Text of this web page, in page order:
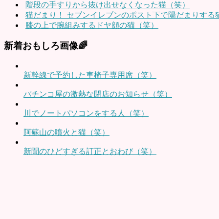
階段の手すりから抜け出せなくなった猫（笑）
猫だまり！ セブンイレブンのポスト下で陽だまりする
膝の上で腕組みするドヤ顔の猫（笑）
新着おもしろ画像🌈
新幹線で予約した車椅子専用席（笑）
パチンコ屋の激熱な閉店のお知らせ（笑）
川でノートパソコンをする人（笑）
阿蘇山の噴火と猫（笑）
新聞のひどすぎる訂正とおわび（笑）